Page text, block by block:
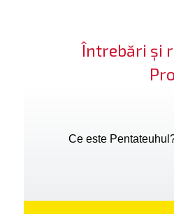
Întrebări și
Ce este